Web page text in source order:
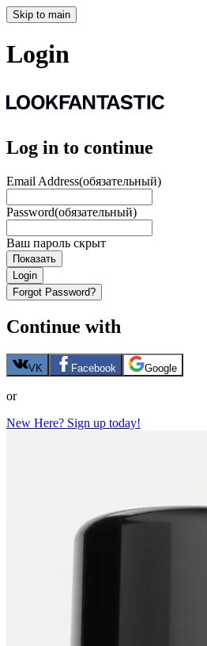
Skip to main
Login
Log in to continue
Email Address(обязательный)
Password(обязательный)
Ваш пароль скрыт
Показать
Login
Forgot Password?
Continue with
VK Facebook Google
or
New Here? Sign up today!